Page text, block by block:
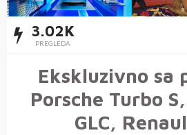
3.02K
PREGLEDA
Ekskluzivno sa
Porsche Turbo
GLC,